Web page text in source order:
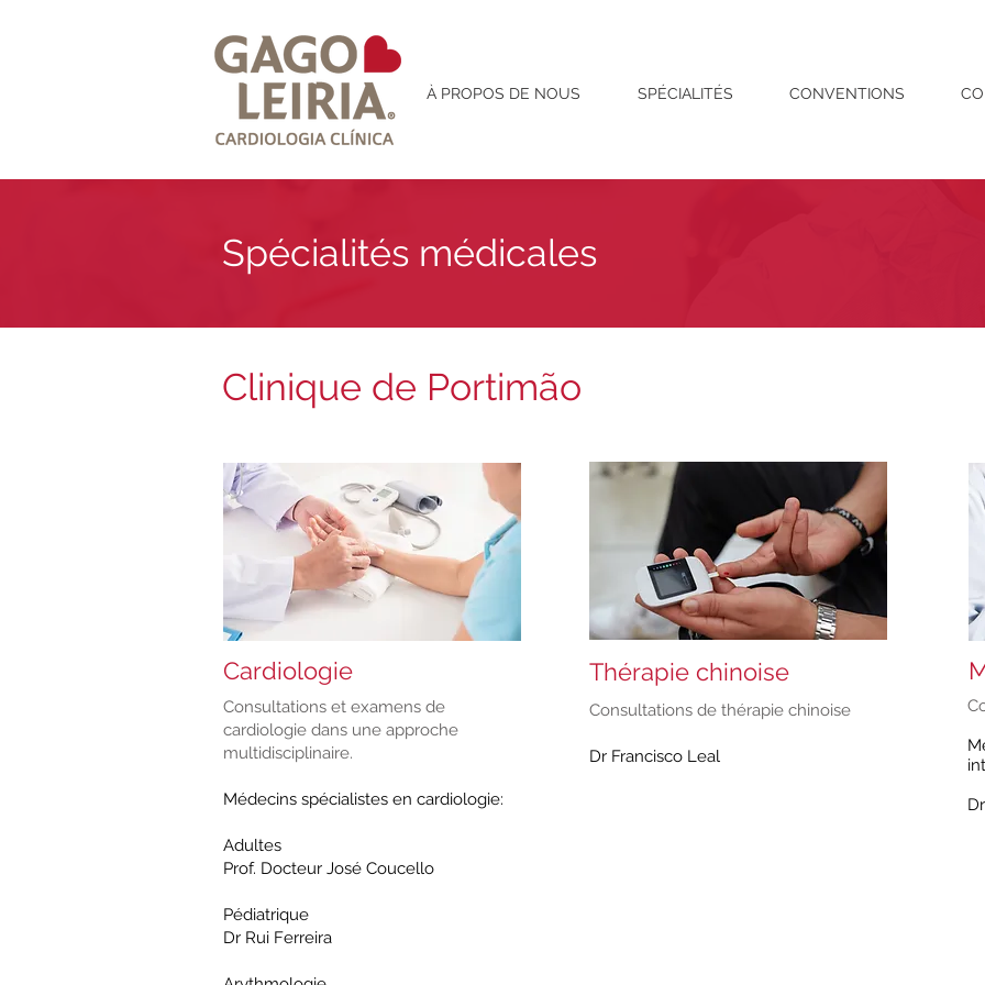
À PROPOS DE NOUS SPÉCIALITÉS CONVENTIONS
Spécialités médicales
Clinique de Portimão
Cardiologie
Consultations et examens de
cardiologie dans une approche
multidisciplinaire.
Médecins spécialistes en cardiologie:
Adultes
Prof. Docteur José Coucello
Pédiatrique
Dr Rui Ferreira
Thérapie chinoise
Consultations de thérapie chinoise
Dr Francisco Leal